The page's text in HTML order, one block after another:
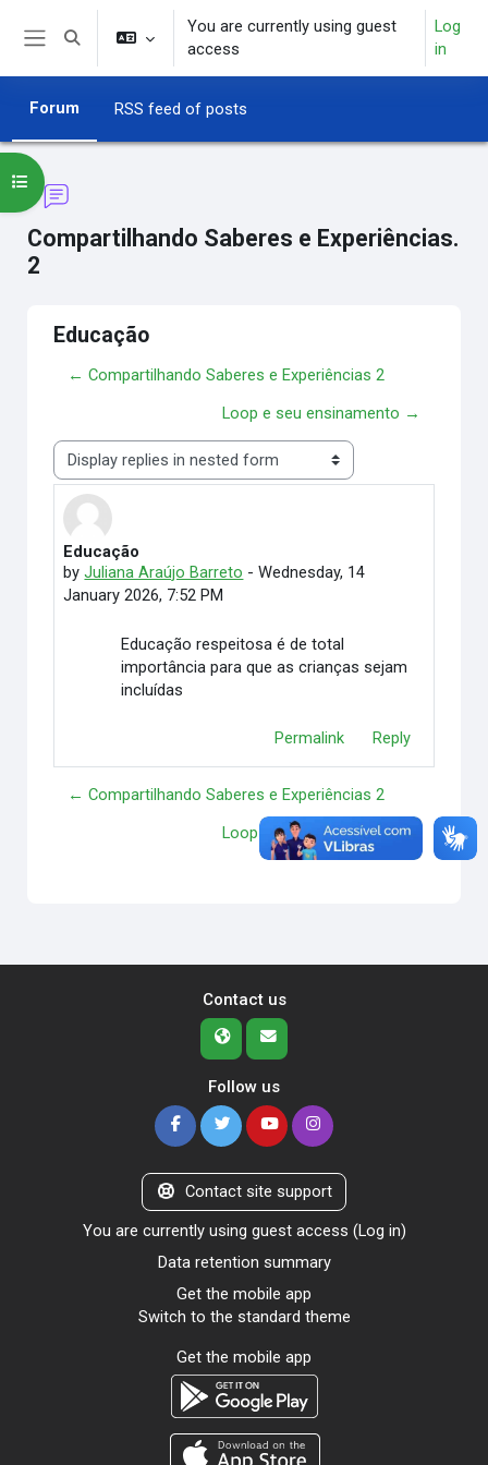
Skip to main content
Toggle search input
You are currently using guest
access
Log
in
Forum RSS feed of posts
Compartilhando Saberes e Experiências.
2
Open course index
Educação
← Compartilhando Saberes e Experiências 2
Loop e seu ensinamento →
Display mode
Educação
byJuliana Araújo Barreto -Wednesday, 14
January 2026, 7:52 PM
Number of replies: 0
Educação respeitosa é de total
importância para que as crianças sejam
incluídas
Permalink Reply
← Compartilhando Saberes e Experiências 2
Loop e seu ensinamento →
Contact us
Follow us
Contact site support
You are currently using guest access (Log in)
Data retention summary
Get the mobile app
Switch to the standard theme
Get the mobile app